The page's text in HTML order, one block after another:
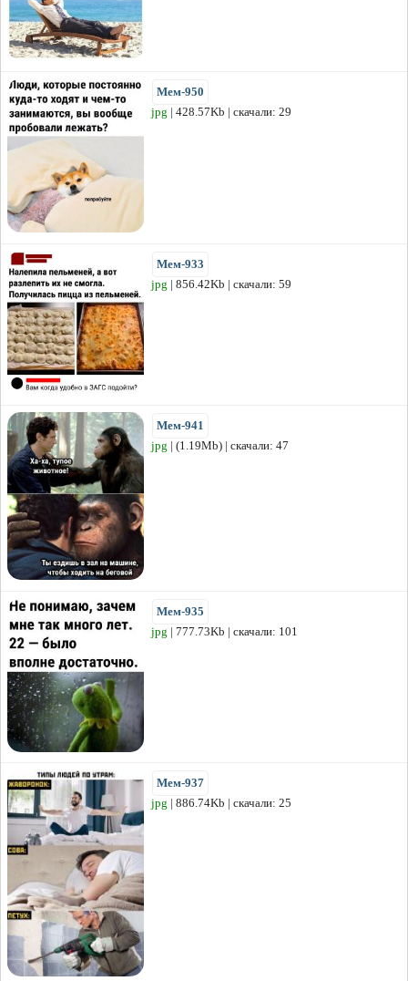
Мем-950
jpg | 428.57Kb | скачали: 29
Мем-933
jpg | 856.42Kb | скачали: 59
Мем-941
jpg | (1.19Mb) | скачали: 47
Мем-935
jpg | 777.73Kb | скачали: 101
Мем-937
jpg | 886.74Kb | скачали: 25